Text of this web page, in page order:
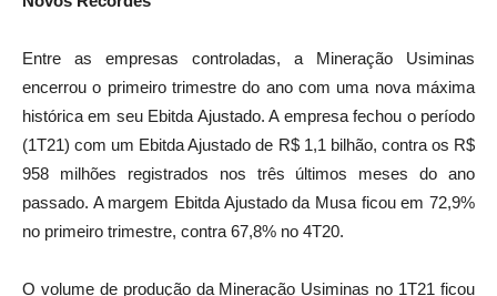
Novos Recordes
Entre as empresas controladas, a Mineração Usiminas
encerrou o primeiro trimestre do ano com uma nova máxima
histórica em seu Ebitda Ajustado. A empresa fechou o período
(1T21) com um Ebitda Ajustado de R$ 1,1 bilhão, contra os R$
958 milhões registrados nos três últimos meses do ano
passado. A margem Ebitda Ajustado da Musa ficou em 72,9%
no primeiro trimestre, contra 67,8% no 4T20.